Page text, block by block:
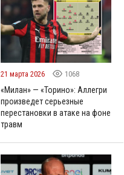
21 марта 2026 1068
«Милан» — «Торино»: Аллегри
произведет серьезные
перестановки в атаке на фоне
травм